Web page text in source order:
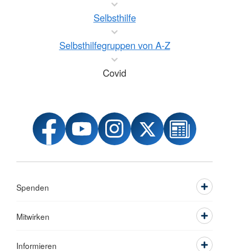
Selbsthilfe
Selbsthilfegruppen von A-Z
Covid
Spenden
Mitwirken
Informieren